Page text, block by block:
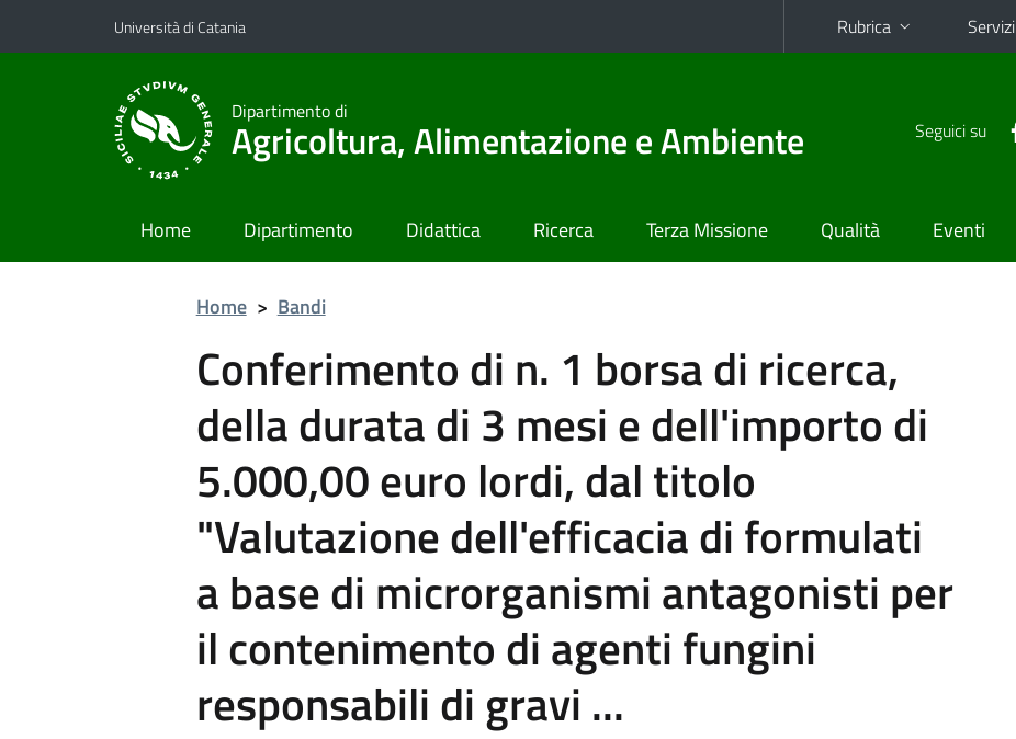
Vai al contenuto principale
Vai al menu di navigazione
Università di Catania Rubrica Servizi
Dipartimento di
Agricoltura, Alimentazione e Ambiente Seguici su
Home Dipartimento Didattica Ricerca Terza Missione Qualità Eventi
Home > Bandi
Conferimento di n. 1 borsa di ricerca,
della durata di 3 mesi e dell'importo di
5.000,00 euro lordi, dal titolo
"Valutazione dell'efficacia di formulati
a base di microrganismi antagonisti per
il contenimento di agenti fungini
responsabili di gravi ...